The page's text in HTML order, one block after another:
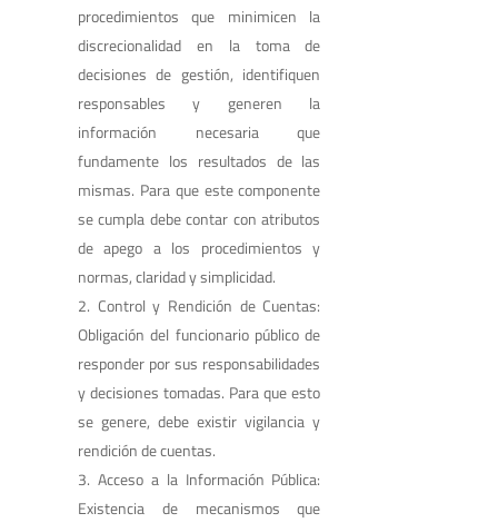
procedimientos que minimicen la
discrecionalidad en la toma de
decisiones de gestión, identifiquen
responsables y generen la
información necesaria que
fundamente los resultados de las
mismas. Para que este componente
se cumpla debe contar con atributos
de apego a los procedimientos y
normas, claridad y simplicidad.
Control y Rendición de Cuentas:
Obligación del funcionario público de
responder por sus responsabilidades
y decisiones tomadas. Para que esto
se genere, debe existir vigilancia y
rendición de cuentas.
Acceso a la Información Pública:
Existencia de mecanismos que